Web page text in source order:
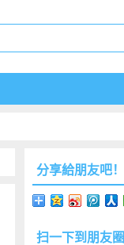
分享給朋友吧！
扫一下到朋友圈